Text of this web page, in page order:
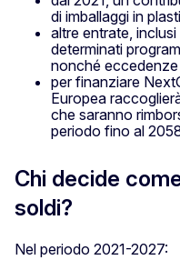
di imballaggi in
altre entrate,
determinati
nonché
per finanziare
Europea
che saranno
periodo fino al
Chi decide
soldi?
Nel periodo 2021-2027: